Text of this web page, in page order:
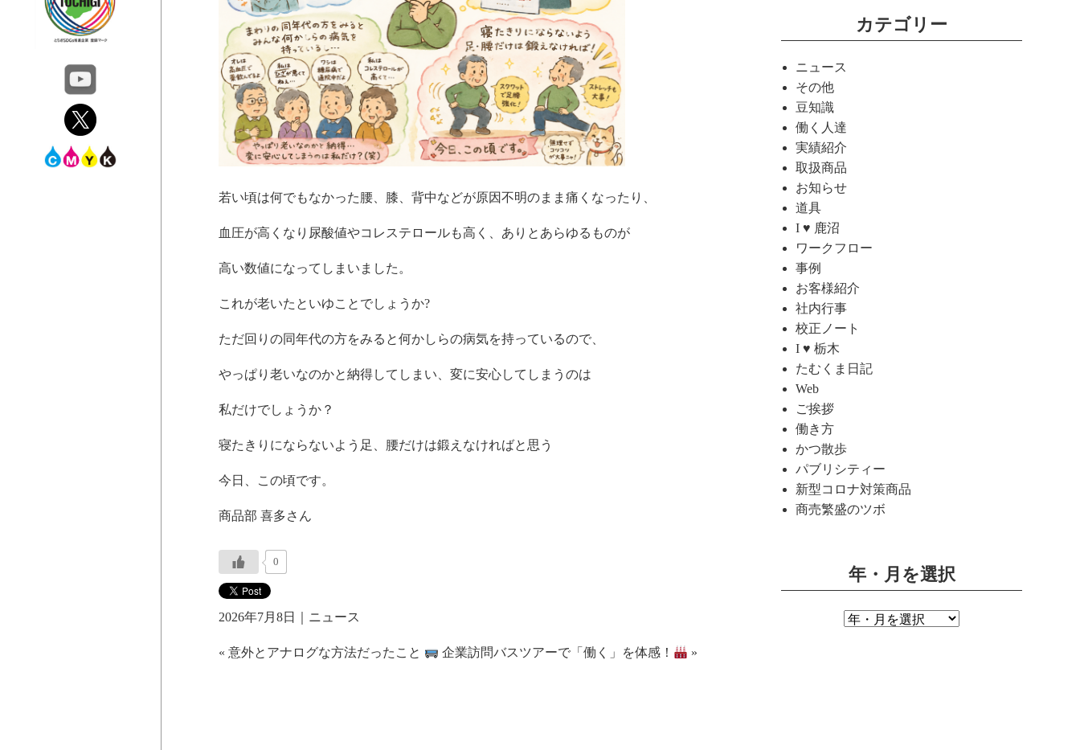
若い頃は何でもなかった腰、膝、背中などが原因不明のまま痛くなったり、
血圧が高くなり尿酸値やコレステロールも高く、ありとあらゆるものが
高い数値になってしまいました。
これが老いたといゆことでしょうか?
ただ回りの同年代の方をみると何かしらの病気を持っているので、
やっぱり老いなのかと納得してしまい、変に安心してしまうのは
私だけでしょうか？
寝たきりにならないよう足、腰だけは鍛えなければと思う
今日、この頃です。
商品部 喜多さん
0
2026年7月8日｜ ニュース
« 意外とアナログな方法だったこと 企業訪問バスツアーで「働く」を体感！ »
カテゴリー
ニュース
その他
豆知識
働く人達
実績紹介
取扱商品
お知らせ
道具
I ♥ 鹿沼
ワークフロー
事例
お客様紹介
社内行事
校正ノート
I ♥ 栃木
たむくま日記
Web
ご挨拶
働き方
かつ散歩
パブリシティー
新型コロナ対策商品
商売繁盛のツボ
年・月を選択